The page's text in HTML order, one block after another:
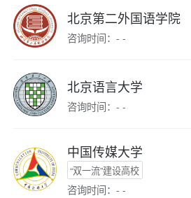
北京第二外国语学院
咨询时间：- -
北京语言大学
咨询时间：- -
中国传媒大学
“双一流”建设高校
咨询时间：- -